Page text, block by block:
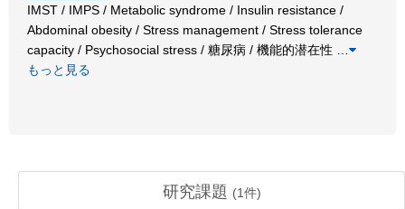
IMST / IMPS / Metabolic syndrome / Insulin resistance /
Abdominal obesity / Stress management / Stress tolerance
capacity / Psychosocial stress / 糖尿病 / 機能的潜在性
もっと見る
研究課題 (1件)